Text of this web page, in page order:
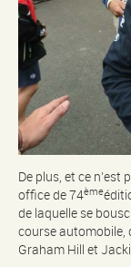
De plus, et ce
office de 74ème
de laquelle se
course automobile,
Graham Hill et